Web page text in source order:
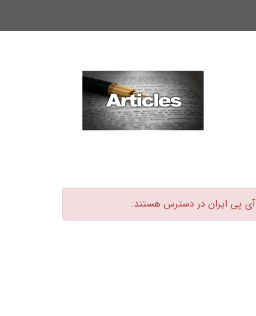
آی پی ایران در دسترس هستند.‏